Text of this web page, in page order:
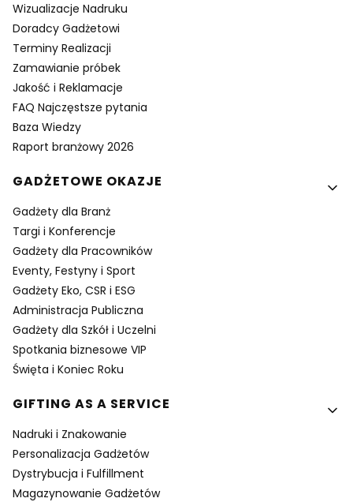
Wizualizacje Nadruku
Doradcy Gadżetowi
Terminy Realizacji
Zamawianie próbek
Jakość i Reklamacje
FAQ Najczęstsze pytania
Baza Wiedzy
Raport branżowy 2026
GADŻETOWE OKAZJE
Gadżety dla Branż
Targi i Konferencje
Gadżety dla Pracowników
Eventy, Festyny i Sport
Gadżety Eko, CSR i ESG
Administracja Publiczna
Gadżety dla Szkół i Uczelni
Spotkania biznesowe VIP
Święta i Koniec Roku
GIFTING AS A SERVICE
Nadruki i Znakowanie
Personalizacja Gadżetów
Dystrybucja i Fulfillment
Magazynowanie Gadżetów